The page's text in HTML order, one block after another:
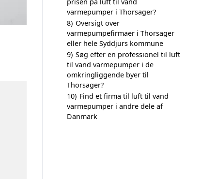
varmepumper i Thorsager?
8) Oversigt over
varmepumpefirmaer i Thorsager
eller hele Syddjurs kommune
9) Søg efter en professionel til luft
til vand varmepumper i de
omkringliggende byer til
Thorsager?
10) Find et firma til luft til vand
varmepumper i andre dele af
Danmark